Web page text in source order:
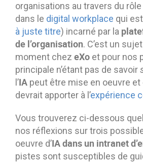
organisations au travers du rôle
dans le digital workplace qui
à juste titre) incarné par la
de l’organisation. C’est un
moment chez eXo et pour nos
principale n’étant pas de savoir
l’IA peut être mise en oeuvre et
devrait apporter à l’expérience
Vous trouverez ci-dessous
nos réflexions sur trois
oeuvre d’IA dans un intranet
pistes sont susceptibles de